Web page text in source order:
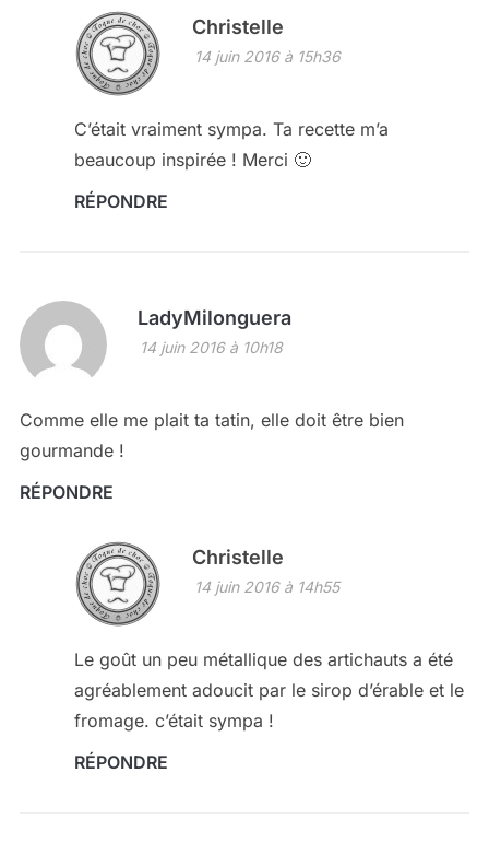
Christelle
14 juin 2016 à 15h36
C’était vraiment sympa. Ta recette m’a
beaucoup inspirée ! Merci 🙂
RÉPONDRE
LadyMilonguera
14 juin 2016 à 10h18
Comme elle me plait ta tatin, elle doit être bien
gourmande !
RÉPONDRE
Christelle
14 juin 2016 à 14h55
Le goût un peu métallique des artichauts a été
agréablement adoucit par le sirop d’érable et le
fromage. c’était sympa !
RÉPONDRE